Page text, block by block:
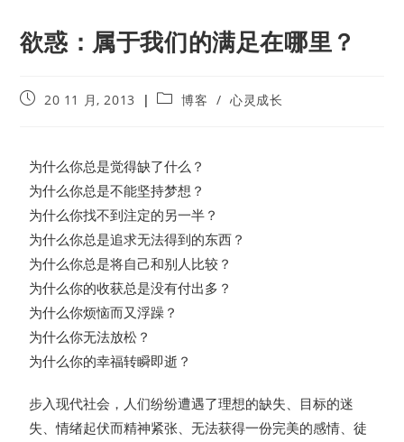
欲惑：属于我们的满足在哪里？
20 11 月, 2013 博客 / 心灵成长
为什么你总是觉得缺了什么？
为什么你总是不能坚持梦想？
为什么你找不到注定的另一半？
为什么你总是追求无法得到的东西？
为什么你总是将自己和别人比较？
为什么你的收获总是没有付出多？
为什么你烦恼而又浮躁？
为什么你无法放松？
为什么你的幸福转瞬即逝？
步入现代社会，人们纷纷遭遇了理想的缺失、目标的迷
失、情绪起伏而精神紧张、无法获得一份完美的感情、徒